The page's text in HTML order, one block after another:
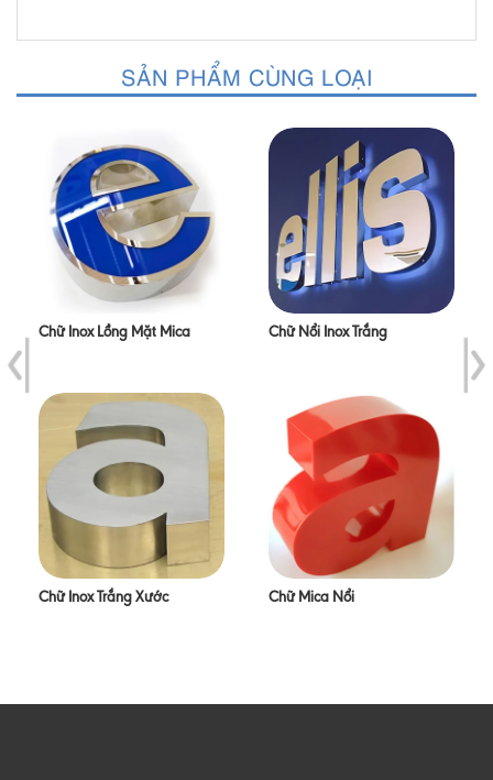
SẢN PHẨM CÙNG LOẠI
Chữ Inox Lồng Mặt Mica
Chữ Inox Trắng Xước
Chữ Nổi Inox Trắng
Chữ Mica Nổi